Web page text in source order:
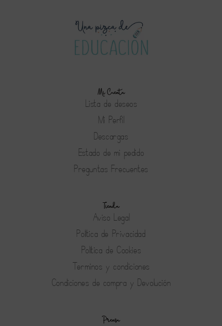
Mi Cuenta
Lista de deseos
Mi Perfil
Descargas
Estado de mi pedido
Preguntas Frecuentes
Tienda
Aviso Legal
Política de Privacidad
Política de Cookies
Terminos y condiciones
Condiciones de compra y Devolución
Prensa